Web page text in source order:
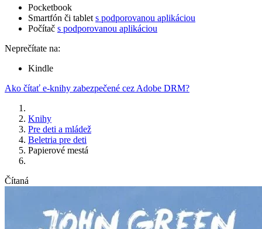
Pocketbook
Smartfón či tablet s podporovanou aplikáciou
Počítač s podporovanou aplikáciou
Neprečítate na:
Kindle
Ako čítať e-knihy zabezpečené cez Adobe DRM?
Knihy
Pre deti a mládež
Beletria pre deti
Papierové mestá
Čítaná